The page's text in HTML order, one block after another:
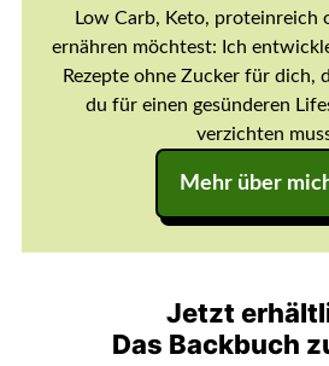
Low Carb, Keto, proteinreich
ernähren möchtest: Ich
Rezepte ohne Zucker für dich,
du für einen gesünderen
verzichten
Mehr über
Jetzt
Das Backbuch